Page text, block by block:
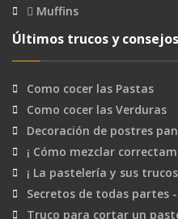
Muffins
Últimos trucos y consejos
Como cocer las Pastas
Como cocer las Verduras
Decoración de postres
¡ Cómo mezclar
¡ La pastelería y sus
Secretos de todas partes
Truco para cortar un